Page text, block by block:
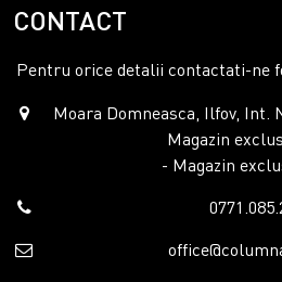
CONTACT
Pentru orice detalii contactati-ne
Moara Domneasca, Ilfov, Int.
Magazin
- Magazin